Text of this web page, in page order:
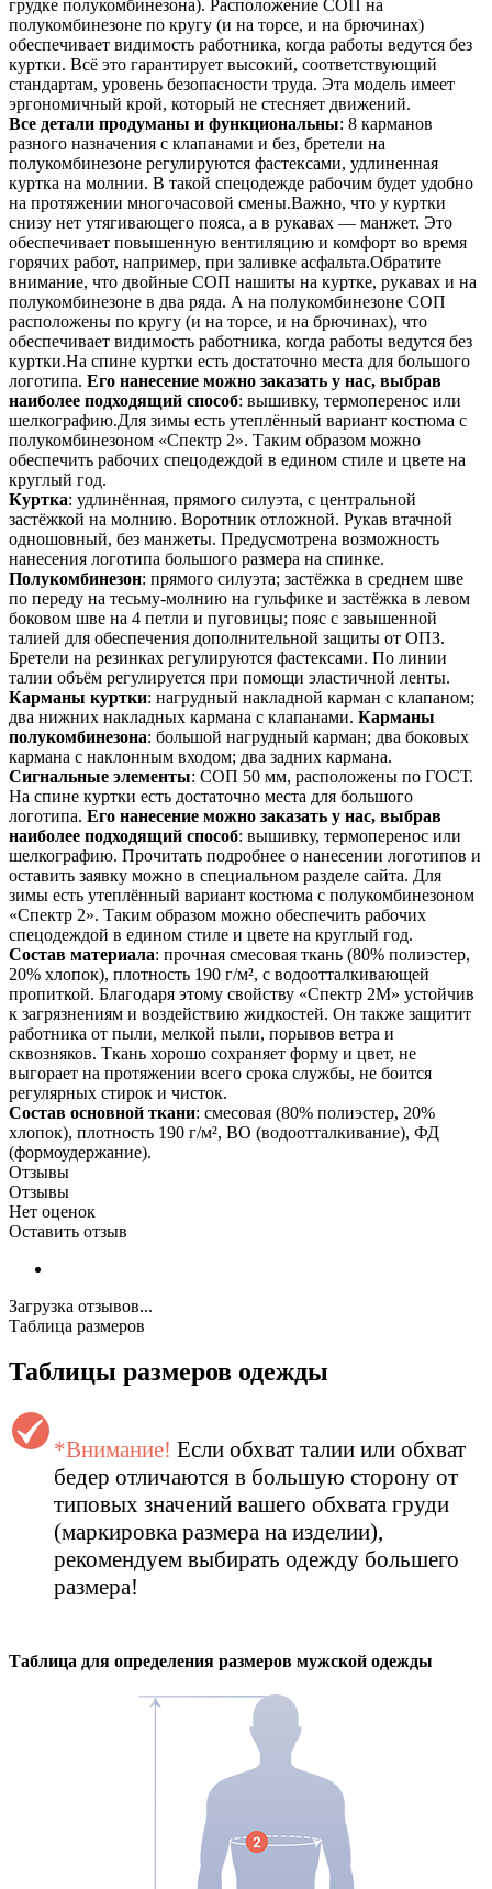
грудке полукомбинезона). Расположение СОП на
полукомбинезоне по кругу (и на торсе, и на брючинах)
обеспечивает видимость работника, когда работы ведутся без
куртки. Всё это гарантирует высокий, соответствующий
стандартам, уровень безопасности труда. Эта модель имеет
эргономичный крой, который не стесняет движений.
Все детали продуманы и функциональны: 8 карманов
разного назначения с клапанами и без, бретели на
полукомбинезоне регулируются фастексами, удлиненная
куртка на молнии. В такой спецодежде рабочим будет удобно
на протяжении многочасовой смены.Важно, что у куртки
снизу нет утягивающего пояса, а в рукавах — манжет. Это
обеспечивает повышенную вентиляцию и комфорт во время
горячих работ, например, при заливке асфальта.Обратите
внимание, что двойные СОП нашиты на куртке, рукавах и на
полукомбинезоне в два ряда. А на полукомбинезоне СОП
расположены по кругу (и на торсе, и на брючинах), что
обеспечивает видимость работника, когда работы ведутся без
куртки.На спине куртки есть достаточно места для большого
логотипа. Его нанесение можно заказать у нас, выбрав
наиболее подходящий способ: вышивку, термоперенос или
шелкографию.Для зимы есть утеплённый вариант костюма с
полукомбинезоном «Спектр 2». Таким образом можно
обеспечить рабочих спецодеждой в едином стиле и цвете на
круглый год.
Куртка: удлинённая, прямого силуэта, с центральной
застёжкой на молнию. Воротник отложной. Рукав втачной
одношовный, без манжеты. Предусмотрена возможность
нанесения логотипа большого размера на спинке.
Полукомбинезон: прямого силуэта; застёжка в среднем шве
по переду на тесьму-молнию на гульфике и застёжка в левом
боковом шве на 4 петли и пуговицы; пояс с завышенной
талией для обеспечения дополнительной защиты от ОПЗ.
Бретели на резинках регулируются фастексами. По линии
талии объём регулируется при помощи эластичной ленты.
Карманы куртки: нагрудный накладной карман с клапаном;
два нижних накладных кармана с клапанами. Карманы
полукомбинезона: большой нагрудный карман; два боковых
кармана с наклонным входом; два задних кармана.
Сигнальные элементы: СОП 50 мм, расположены по ГОСТ.
На спине куртки есть достаточно места для большого
логотипа. Его нанесение можно заказать у нас, выбрав
наиболее подходящий способ: вышивку, термоперенос или
шелкографию. Прочитать подробнее о нанесении логотипов и
оставить заявку можно в специальном разделе сайта. Для
зимы есть утеплённый вариант костюма с полукомбинезоном
«Спектр 2». Таким образом можно обеспечить рабочих
спецодеждой в едином стиле и цвете на круглый год.
Состав материала: прочная смесовая ткань (80% полиэстер,
20% хлопок), плотность 190 г/м², с водоотталкивающей
пропиткой. Благодаря этому свойству «Спектр 2М» устойчив
к загрязнениям и воздействию жидкостей. Он также защитит
работника от пыли, мелкой пыли, порывов ветра и
сквозняков. Ткань хорошо сохраняет форму и цвет, не
выгорает на протяжении всего срока службы, не боится
регулярных стирок и чисток.
Состав основной ткани: смесовая (80% полиэстер, 20%
хлопок), плотность 190 г/м², ВО (водоотталкивание), ФД
(формоудержание).
Отзывы
Отзывы
Нет оценок
Оставить отзыв
Загрузка отзывов...
Таблица размеров
Таблицы размеров одежды
*Внимание! Если обхват талии или обхват
бедер отличаются в большую сторону от
типовых значений вашего обхвата груди
(маркировка размера на изделии),
рекомендуем выбирать одежду большего
размера!
Таблица для определения размеров мужской одежды